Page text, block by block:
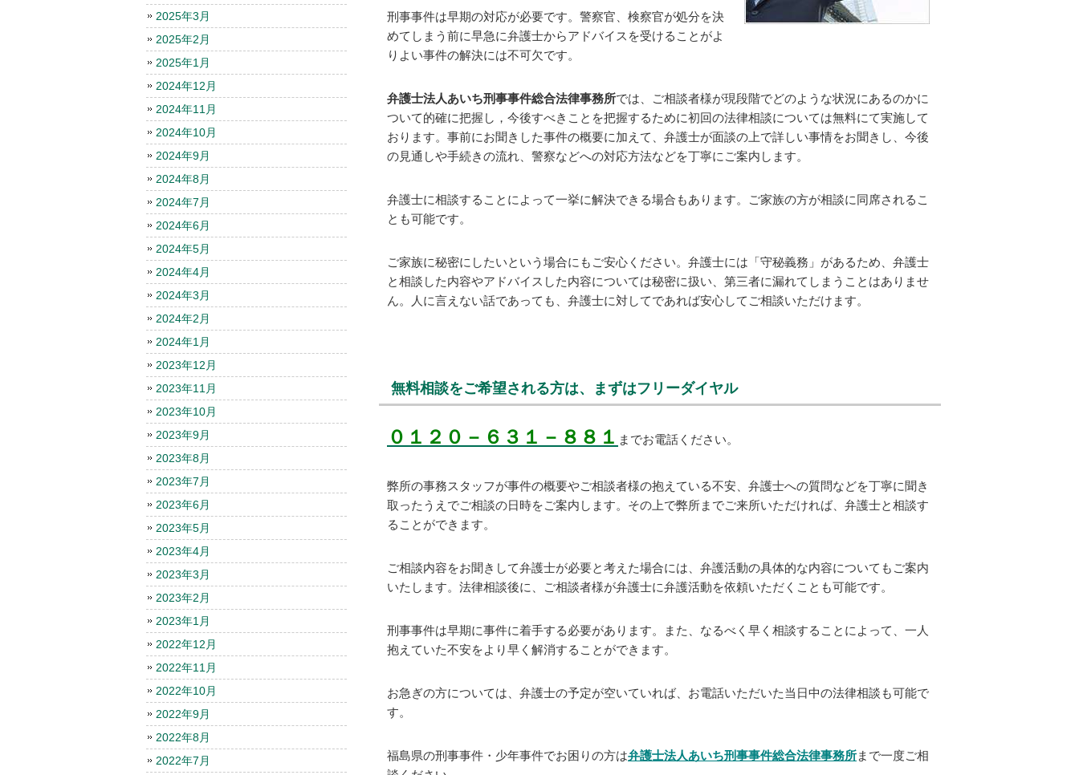
刑事事件は早期の対応が必要です。警察官、検察官が処分を決
めてしまう前に早急に弁護士からアドバイスを受けることがよ
りよい事件の解決には不可欠です。
弁護士法人あいち刑事事件総合法律事務所では、ご相談者様が現段階でどのような状況にあるのかに
ついて的確に把握し，今後すべきことを把握するために初回の法律相談については無料にて実施して
おります。事前にお聞きした事件の概要に加えて、弁護士が面談の上で詳しい事情をお聞きし、今後
の見通しや手続きの流れ、警察などへの対応方法などを丁寧にご案内します。
弁護士に相談することによって一挙に解決できる場合もあります。ご家族の方が相談に同席されるこ
とも可能です。
ご家族に秘密にしたいという場合にもご安心ください。弁護士には「守秘義務」があるため、弁護士
と相談した内容やアドバイスした内容については秘密に扱い、第三者に漏れてしまうことはありませ
ん。人に言えない話であっても、弁護士に対してであれば安心してご相談いただけます。
無料相談をご希望される方は、まずはフリーダイヤル
０１２０－６３１－８８１ までお電話ください。
弊所の事務スタッフが事件の概要やご相談者様の抱えている不安、弁護士への質問などを丁寧に聞き
取ったうえでご相談の日時をご案内します。その上で弊所までご来所いただければ、弁護士と相談す
ることができます。
ご相談内容をお聞きして弁護士が必要と考えた場合には、弁護活動の具体的な内容についてもご案内
いたします。法律相談後に、ご相談者様が弁護士に弁護活動を依頼いただくことも可能です。
刑事事件は早期に事件に着手する必要があります。また、なるべく早く相談することによって、一人
抱えていた不安をより早く解消することができます。
お急ぎの方については、弁護士の予定が空いていれば、お電話いただいた当日中の法律相談も可能で
す。
福島県の刑事事件・少年事件でお困りの方は弁護士法人あいち刑事事件総合法律事務所まで一度ご相
2025年3月
2025年2月
2025年1月
2024年12月
2024年11月
2024年10月
2024年9月
2024年8月
2024年7月
2024年6月
2024年5月
2024年4月
2024年3月
2024年2月
2024年1月
2023年12月
2023年11月
2023年10月
2023年9月
2023年8月
2023年7月
2023年6月
2023年5月
2023年4月
2023年3月
2023年2月
2023年1月
2022年12月
2022年11月
2022年10月
2022年9月
2022年8月
2022年7月